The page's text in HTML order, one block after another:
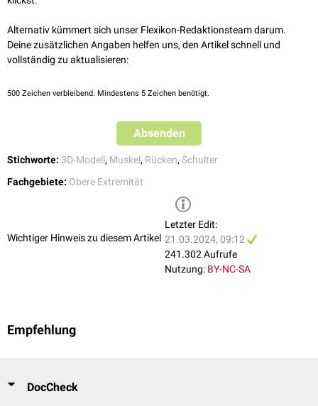
Alternativ kümmert sich unser Flexikon-Redaktionsteam darum.
Deine zusätzlichen Angaben helfen uns, den Artikel schnell und
vollständig zu aktualisieren:
500 Zeichen verbleibend. Mindestens 5 Zeichen benötigt.
Absenden
Stichworte: 3D-Modell, Muskel, Rücken, Schulter
Fachgebiete: Obere Extremität
Wichtiger Hinweis zu diesem Artikel
Letzter Edit:
21.03.2024, 09:12
241.302 Aufrufe
Nutzung: BY-NC-SA
Empfehlung
DocCheck